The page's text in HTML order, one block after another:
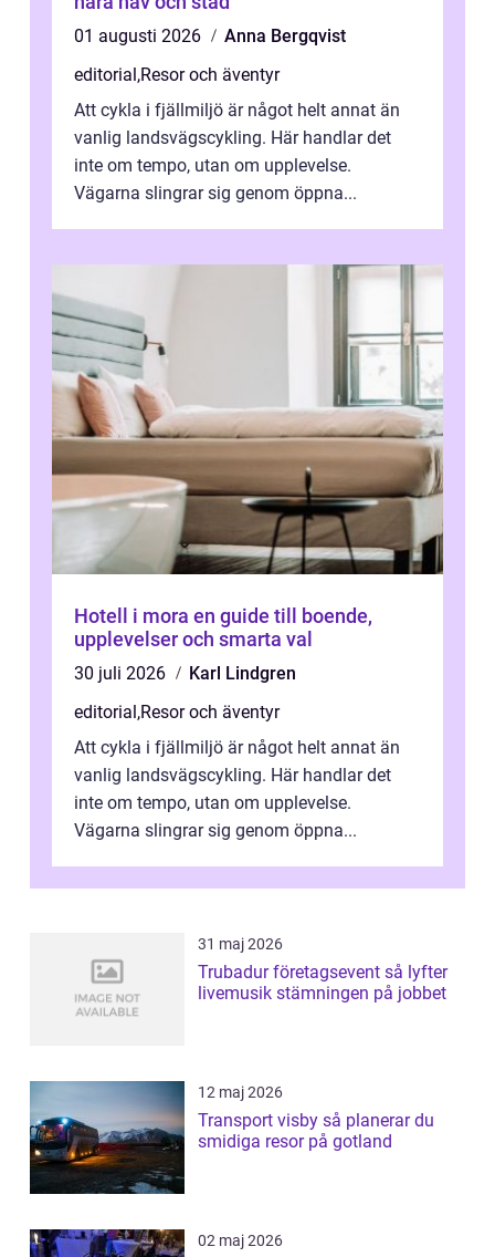
01 augusti 2026
Anna Bergqvist
editorial,Resor och äventyr
Att cykla i fjällmiljö är något helt annat än
vanlig landsvägscykling. Här handlar det
inte om tempo, utan om upplevelse.
Vägarna slingrar sig genom öppna...
Hotell i mora en guide till boende,
upplevelser och smarta val
30 juli 2026
Karl Lindgren
editorial,Resor och äventyr
Att cykla i fjällmiljö är något helt annat än
vanlig landsvägscykling. Här handlar det
inte om tempo, utan om upplevelse.
Vägarna slingrar sig genom öppna...
31 maj 2026
Trubadur företagsevent så lyfter
livemusik stämningen på jobbet
12 maj 2026
Transport visby så planerar du
smidiga resor på gotland
02 maj 2026